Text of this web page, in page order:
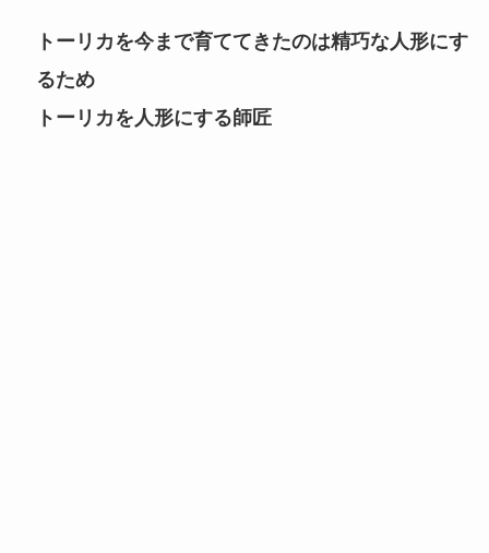
トーリカを今まで育ててきたのは精巧な人形にす
るため
トーリカを人形にする師匠